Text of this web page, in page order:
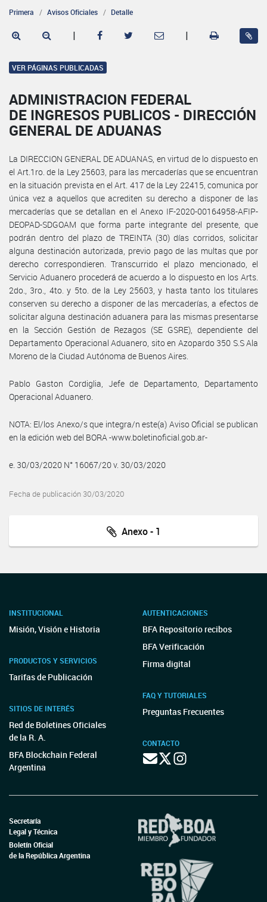
Primera Avisos Oficiales Detalle
| |
VER PÁGINAS PUBLICADAS
ADMINISTRACION FEDERAL
DE INGRESOS PUBLICOS - DIRECCIÓN
GENERAL DE ADUANAS
La DIRECCION GENERAL DE ADUANAS, en virtud de lo dispuesto en
el Art.1ro. de la Ley 25603, para las mercaderías que se encuentran
en la situación prevista en el Art. 417 de la Ley 22415, comunica por
única vez a aquellos que acrediten su derecho a disponer de las
mercaderías que se detallan en el Anexo IF-2020-00164958-AFIP-
DEOPAD-SDGOAM que forma parte integrante del presente, que
podrán dentro del plazo de TREINTA (30) días corridos, solicitar
alguna destinación autorizada, previo pago de las multas que por
derecho correspondieren. Transcurrido el plazo mencionado, el
Servicio Aduanero procederá de acuerdo a lo dispuesto en los Arts.
2do., 3ro., 4to. y 5to. de la Ley 25603, y hasta tanto los titulares
conserven su derecho a disponer de las mercaderías, a efectos de
solicitar alguna destinación aduanera para las mismas presentarse
en la Sección Gestión de Rezagos (SE GSRE), dependiente del
Departamento Operacional Aduanero, sito en Azopardo 350 S.S Ala
Moreno de la Ciudad Autónoma de Buenos Aires.
Pablo Gaston Cordiglia, Jefe de Departamento, Departamento
Operacional Aduanero.
NOTA: El/los Anexo/s que integra/n este(a) Aviso Oficial se publican
en la edición web del BORA -www.boletinoficial.gob.ar-
e. 30/03/2020 N° 16067/20 v. 30/03/2020
Fecha de publicación 30/03/2020
Anexo - 1
INSTITUCIONAL
Misión, Visión e Historia
PRODUCTOS Y SERVICIOS
Tarifas de Publicación
SITIOS DE INTERÉS
Red de Boletines Oficiales
de la R. A.
BFA Blockchain Federal
Argentina
AUTENTICACIONES
BFA Repositorio recibos
BFA Verificación
Firma digital
FAQ Y TUTORIALES
Preguntas Frecuentes
CONTACTO
Secretaría
Legal y Técnica
Boletín Oficial
de la República Argentina